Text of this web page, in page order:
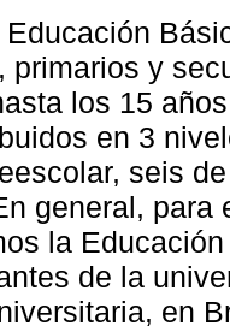
primarios y
los 15
en 3
seis
general,
la
de la
en